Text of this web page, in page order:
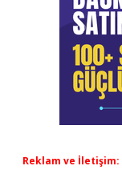
Reklam ve İletişim: